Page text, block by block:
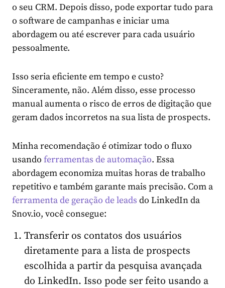
o seu CRM. Depois disso, pode exportar tudo para
o software de campanhas e iniciar uma
abordagem ou até escrever para cada usuário
pessoalmente.
Isso seria eficiente em tempo e custo?
Sinceramente, não. Além disso, esse processo
manual aumenta o risco de erros de digitação que
geram dados incorretos na sua lista de prospects.
Minha recomendação é otimizar todo o fluxo
usando ferramentas de automação. Essa
abordagem economiza muitas horas de trabalho
repetitivo e também garante mais precisão. Com a
ferramenta de geração de leads do LinkedIn da
Snov.io, você consegue:
Transferir os contatos dos usuários
diretamente para a lista de prospects
escolhida a partir da pesquisa avançada
do LinkedIn. Isso pode ser feito usando a